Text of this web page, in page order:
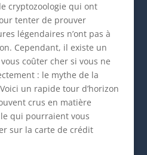
cryptozoologie qui ont
tenter de prouver
légendaires n’ont pas à
Cependant, il existe un
coûter cher si vous ne
: le mythe de la
un rapide tour d’horizon
crus en matière
qui pourraient vous
sur la carte de crédit